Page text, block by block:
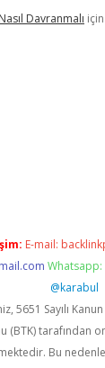
Davranmalı için
E-mail:
Whatsapp:
@karabul
5651 Sayılı
(BTK) tarafından
Bu